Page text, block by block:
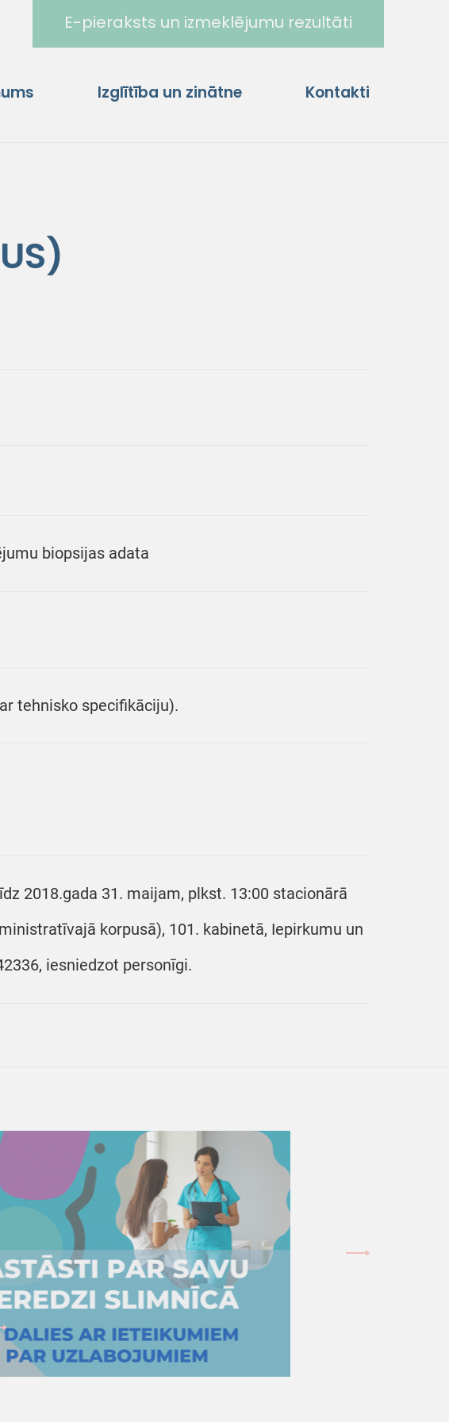
E-pieraksts un izmeklējumu rezultāti
Izglītība un zinātne Kontakti
biopsijas adata
tehnisko specifikāciju).
2018.gada 31. maijam, plkst. 13:00 stacionārā
korpusā), 101. kabinetā, Iepirkumu un
iesniedzot personīgi.